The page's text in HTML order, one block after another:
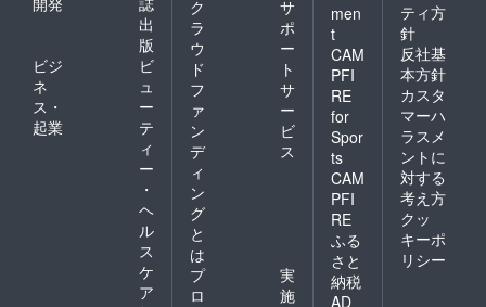
出
版
ビジ
ネ
ス・
起業
ビ
ュ
ー
テ
ィ
ー
・
ヘ
ル
ス
ケ
ア
ク
ラ
ウ
ド
フ
ァ
ン
デ
ィ
ン
グ
と
は
サ
ポ
ー
ト
サ
ー
ビ
ス
プ
ロ
実
施
men
t
CAM
PFI
RE
for
Spor
ts
CAM
PFI
RE
ふる
さと
納税
AD
ティ方
針
反社基
本方針
カスタ
マーハ
ラスメ
ントに
対する
考え方
クッ
キーポ
リシー